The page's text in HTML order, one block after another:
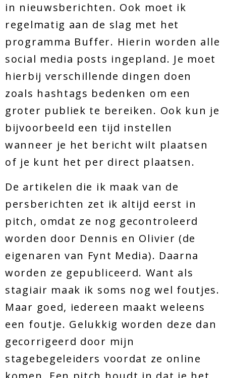
in nieuwsberichten. Ook moet ik
regelmatig aan de slag met het
programma Buffer. Hierin worden alle
social media posts ingepland. Je moet
hierbij verschillende dingen doen
zoals hashtags bedenken om een
groter publiek te bereiken. Ook kun je
bijvoorbeeld een tijd instellen
wanneer je het bericht wilt plaatsen
of je kunt het per direct plaatsen.
De artikelen die ik maak van de
persberichten zet ik altijd eerst in
pitch, omdat ze nog gecontroleerd
worden door Dennis en Olivier (de
eigenaren van Fynt Media). Daarna
worden ze gepubliceerd. Want als
stagiair maak ik soms nog wel foutjes.
Maar goed, iedereen maakt weleens
een foutje. Gelukkig worden deze dan
gecorrigeerd door mijn
stagebegeleiders voordat ze online